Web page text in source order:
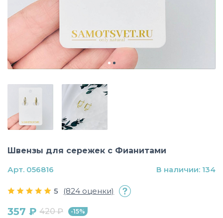
Швензы для сережек с Фианитами
5 (824 оценки)
357 ₽ 420 ₽ -15%
Арт. 056816 В наличии: 134